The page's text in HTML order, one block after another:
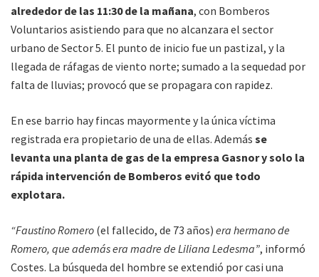
alrededor de las 11:30 de la mañana, con Bomberos
Voluntarios asistiendo para que no alcanzara el sector
urbano de Sector 5. El punto de inicio fue un pastizal, y la
llegada de ráfagas de viento norte; sumado a la sequedad por
falta de lluvias; provocó que se propagara con rapidez.
En ese barrio hay fincas mayormente y la única víctima
registrada era propietario de una de ellas. Además se
levanta una planta de gas de la empresa Gasnor y solo la
rápida intervención de Bomberos evitó que todo
explotara.
“Faustino Romero (el fallecido, de 73 años) era hermano de
Romero, que además era madre de Liliana Ledesma”, informó
Costes. La búsqueda del hombre se extendió por casi una